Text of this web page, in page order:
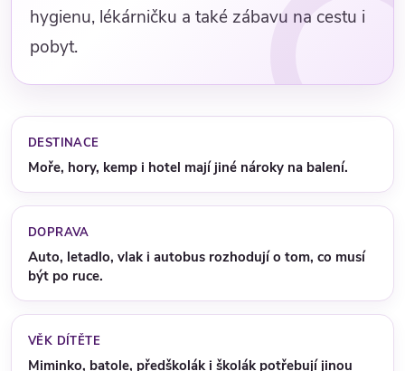
hygienu, lékárničku a také zábavu na cestu i
pobyt.
DESTINACE
Moře, hory, kemp i hotel mají jiné nároky na balení.
DOPRAVA
Auto, letadlo, vlak i autobus rozhodují o tom, co musí
být po ruce.
VĚK DÍTĚTE
Miminko, batole, předškolák i školák potřebují jinou